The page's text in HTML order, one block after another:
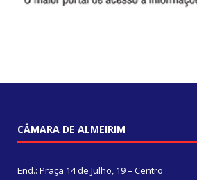
CÂMARA DE ALMEIRIM
End.: Praça 14 de Julho, 19 – Centro